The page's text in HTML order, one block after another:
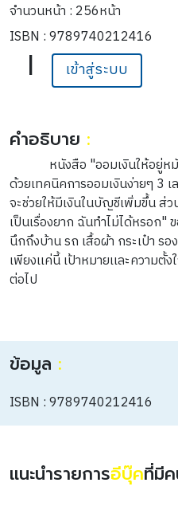
จำนวนหน้า : 256หน้า
ISBN : 9789740212416
| เข้าสู่ระบบ
คำอธิบาย :
หนังสือ "ออมเงินให้อยู่ห
ด้วยเทคนิคการออมเงินง่ายๆ 3
จะช่วยให้มีเงินในบัญชีเพิ่มขึ้น ส่
เป็นเรื่องยาก ฉันทำไม่ได้หรอก"
นึกถึงบ้าน รถ เสื้อผ้า กระเป๋า รอ
เพียงเเค่นี้ เป้าหมายเเละความตั้
ต่อไป
ข้อมูล :
ISBN : 9789740212416
แนะนำรายการอีบุ๊คที่มี